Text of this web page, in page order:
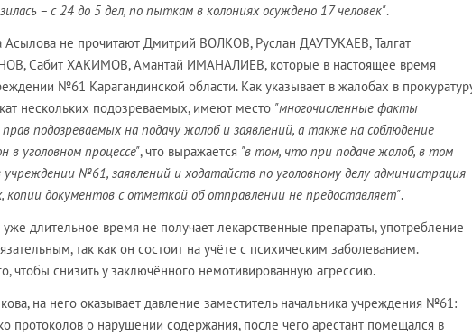
– с 24 до 5 дел, по пыткам в колониях осуждено 17 человек".
Асылова не прочитают Дмитрий ВОЛКОВ, Руслан ДАУТУКАЕВ, Талгат
Сабит ХАКИМОВ, Амантай ИМАНАЛИЕВ, которые в настоящее время
№61 Карагандинской области. Как указывает в жалобах в
нескольких подозреваемых, имеют место "многочисленные факты
подозреваемых на подачу жалоб и заявлений, а также на соблюдение
в уголовном процессе", что выражается "в том, что при подаче жалоб, в том
учреждении №61, заявлений и ходатайств по уголовному делу администрация
, копии документов с отметкой об отправлении не предоставляет".
длительное время не получает лекарственные препараты, употребление
так как он состоит на учёте с психическим заболеванием.
чтобы снизить у заключённого немотивированную агрессию.
на него оказывает давление заместитель начальника учреждения №61:
протоколов о нарушении содержания, после чего арестант помещался в